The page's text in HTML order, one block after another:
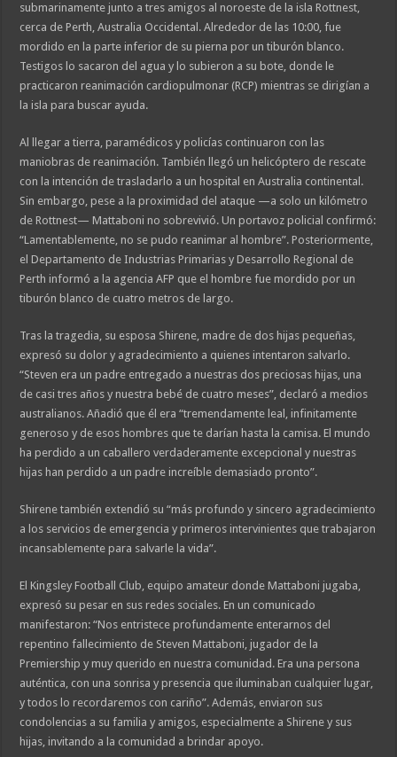
submarinamente junto a tres amigos al noroeste de la isla Rottnest,
cerca de Perth, Australia Occidental. Alrededor de las 10:00, fue
mordido en la parte inferior de su pierna por un tiburón blanco.
Testigos lo sacaron del agua y lo subieron a su bote, donde le
practicaron reanimación cardiopulmonar (RCP) mientras se dirigían a
la isla para buscar ayuda.
Al llegar a tierra, paramédicos y policías continuaron con las
maniobras de reanimación. También llegó un helicóptero de rescate
con la intención de trasladarlo a un hospital en Australia continental.
Sin embargo, pese a la proximidad del ataque —a solo un kilómetro
de Rottnest— Mattaboni no sobrevivió. Un portavoz policial confirmó:
“Lamentablemente, no se pudo reanimar al hombre”. Posteriormente,
el Departamento de Industrias Primarias y Desarrollo Regional de
Perth informó a la agencia AFP que el hombre fue mordido por un
tiburón blanco de cuatro metros de largo.
Tras la tragedia, su esposa Shirene, madre de dos hijas pequeñas,
expresó su dolor y agradecimiento a quienes intentaron salvarlo.
“Steven era un padre entregado a nuestras dos preciosas hijas, una
de casi tres años y nuestra bebé de cuatro meses”, declaró a medios
australianos. Añadió que él era “tremendamente leal, infinitamente
generoso y de esos hombres que te darían hasta la camisa. El mundo
ha perdido a un caballero verdaderamente excepcional y nuestras
hijas han perdido a un padre increíble demasiado pronto”.
Shirene también extendió su “más profundo y sincero agradecimiento
a los servicios de emergencia y primeros intervinientes que trabajaron
incansablemente para salvarle la vida”.
El Kingsley Football Club, equipo amateur donde Mattaboni jugaba,
expresó su pesar en sus redes sociales. En un comunicado
manifestaron: “Nos entristece profundamente enterarnos del
repentino fallecimiento de Steven Mattaboni, jugador de la
Premiership y muy querido en nuestra comunidad. Era una persona
auténtica, con una sonrisa y presencia que iluminaban cualquier lugar,
y todos lo recordaremos con cariño”. Además, enviaron sus
condolencias a su familia y amigos, especialmente a Shirene y sus
hijas, invitando a la comunidad a brindar apoyo.